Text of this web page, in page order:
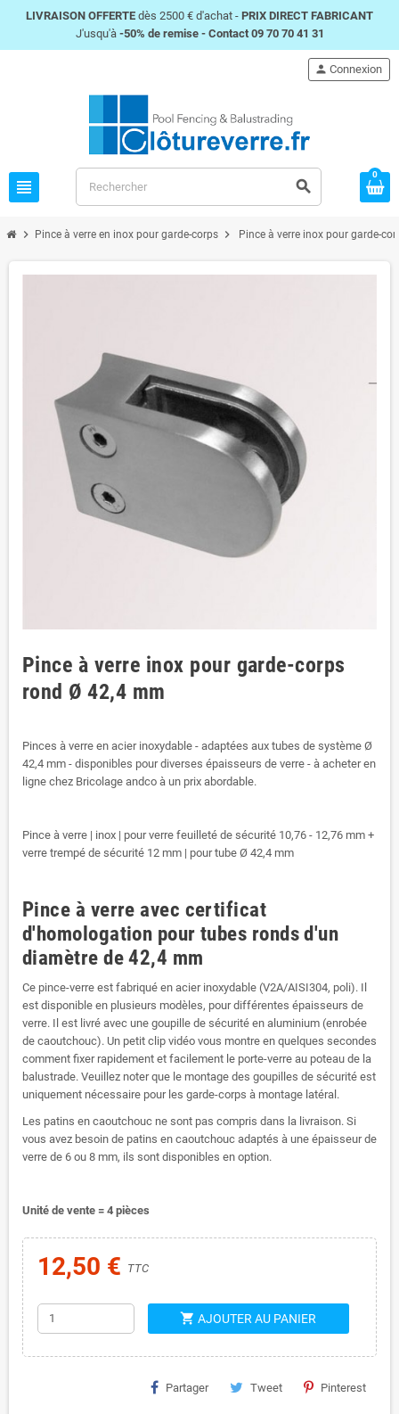
LIVRAISON OFFERTE dès 2500 € d'achat - PRIX DIRECT FABRICANT
J'usqu'à -50% de remise - Contact 09 70 70 41 31
view_headline search
person Connexion
0
chevron_right Pince à verre en inox pour garde-corps chevron_right Pince à verre inox pour garde-
Pince à verre inox pour garde-corps
rond Ø 42,4 mm
Pinces à verre en acier inoxydable - adaptées aux tubes de système Ø
42,4 mm - disponibles pour diverses épaisseurs de verre - à acheter en
ligne chez Bricolage andco à un prix abordable.
Pince à verre | inox | pour verre feuilleté de sécurité 10,76 - 12,76 mm +
verre trempé de sécurité 12 mm | pour tube Ø 42,4 mm
Pince à verre avec certificat
d'homologation pour tubes ronds d'un
diamètre de 42,4 mm
Ce pince-verre est fabriqué en acier inoxydable (V2A/AISI304, poli). Il
est disponible en plusieurs modèles, pour différentes épaisseurs de
verre. Il est livré avec une goupille de sécurité en aluminium (enrobée
de caoutchouc). Un petit clip vidéo vous montre en quelques secondes
comment fixer rapidement et facilement le porte-verre au poteau de la
balustrade. Veuillez noter que le montage des goupilles de sécurité est
uniquement nécessaire pour les garde-corps à montage latéral.
Les patins en caoutchouc ne sont pas compris dans la livraison. Si
vous avez besoin de patins en caoutchouc adaptés à une épaisseur de
verre de 6 ou 8 mm, ils sont disponibles en option.
Unité de vente = 4 pièces
12,50 € TTC
shopping_cart AJOUTER AU PANIER
Partager Tweet Pinterest